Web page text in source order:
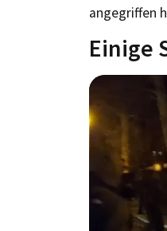
angegriffen
Einige